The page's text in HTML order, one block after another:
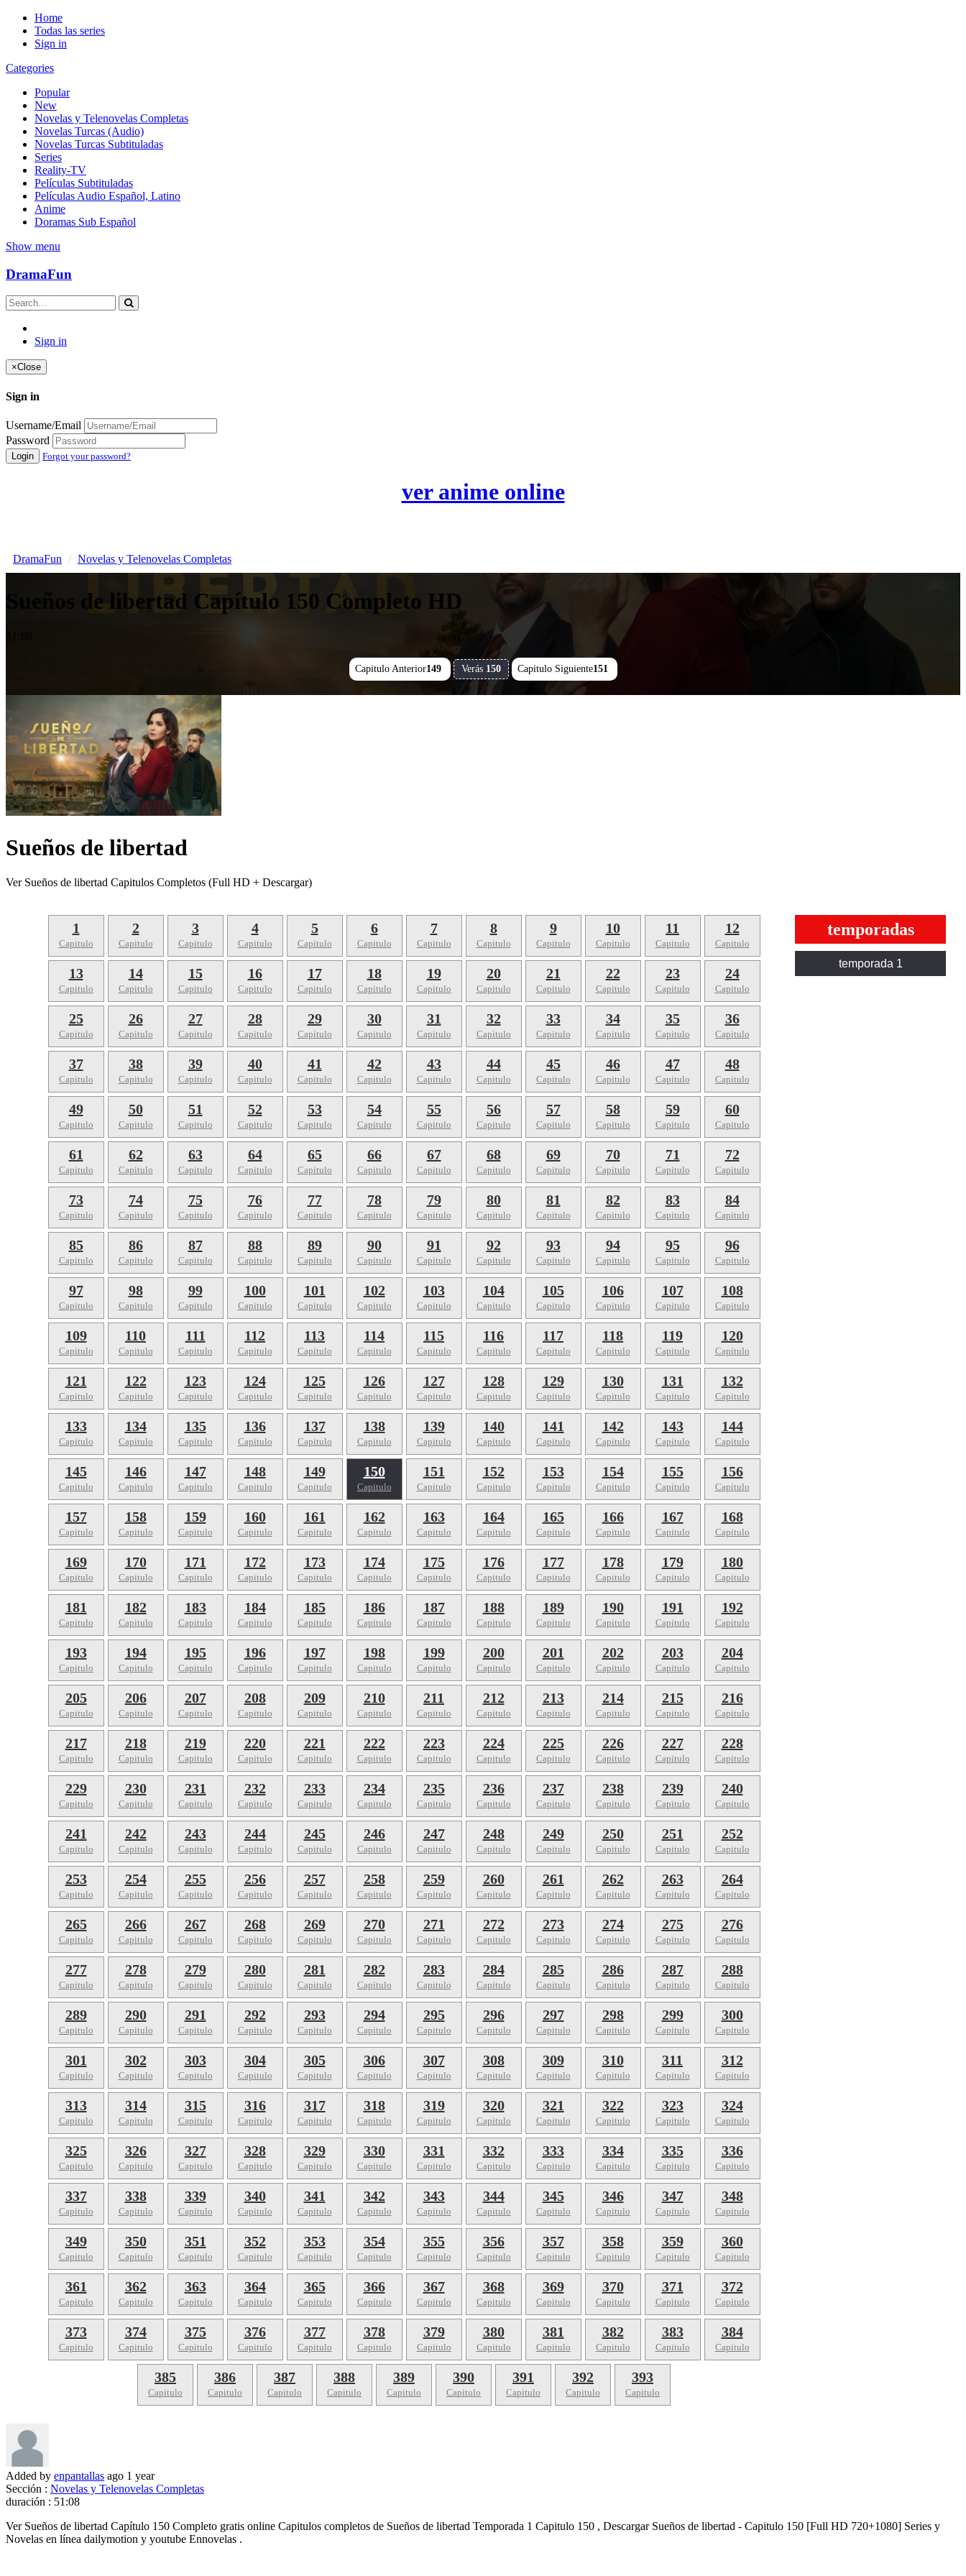
Home
Todas las series
Sign in
Categories
Popular
New
Novelas y Telenovelas Completas
Novelas Turcas (Audio)
Novelas Turcas Subtituladas
Series
Reality-TV
Películas Subtituladas
Películas Audio Español, Latino
Anime
Doramas Sub Español
Show menu
DramaFun
Sign in
×Close
Sign in
Username/Email
Password
Login Forgot your password?
ver anime online
DramaFun Novelas y Telenovelas Completas
Sueños de libertad Capítulo 150 Completo HD
Capitulo Anterior149 Verás 150 Capitulo Siguiente151
Sueños de libertad
Ver Sueños de libertad Capitulos Completos (Full HD + Descargar)
temporadas
temporada 1
1
Capitulo
2
Capitulo
3
Capitulo
4
Capitulo
5
Capitulo
6
Capitulo
7
Capitulo
8
Capitulo
9
Capitulo
10
Capitulo
11
Capitulo
12
Capitulo
13
Capitulo
14
Capitulo
15
Capitulo
16
Capitulo
17
Capitulo
18
Capitulo
19
Capitulo
20
Capitulo
21
Capitulo
22
Capitulo
23
Capitulo
24
Capitulo
25
Capitulo
26
Capitulo
27
Capitulo
28
Capitulo
29
Capitulo
30
Capitulo
31
Capitulo
32
Capitulo
33
Capitulo
34
Capitulo
35
Capitulo
36
Capitulo
37
Capitulo
38
Capitulo
39
Capitulo
40
Capitulo
41
Capitulo
42
Capitulo
43
Capitulo
44
Capitulo
45
Capitulo
46
Capitulo
47
Capitulo
48
Capitulo
49
Capitulo
50
Capitulo
51
Capitulo
52
Capitulo
53
Capitulo
54
Capitulo
55
Capitulo
56
Capitulo
57
Capitulo
58
Capitulo
59
Capitulo
60
Capitulo
61
Capitulo
62
Capitulo
63
Capitulo
64
Capitulo
65
Capitulo
66
Capitulo
67
Capitulo
68
Capitulo
69
Capitulo
70
Capitulo
71
Capitulo
72
Capitulo
73
Capitulo
74
Capitulo
75
Capitulo
76
Capitulo
77
Capitulo
78
Capitulo
79
Capitulo
80
Capitulo
81
Capitulo
82
Capitulo
83
Capitulo
84
Capitulo
85
Capitulo
86
Capitulo
87
Capitulo
88
Capitulo
89
Capitulo
90
Capitulo
91
Capitulo
92
Capitulo
93
Capitulo
94
Capitulo
95
Capitulo
96
Capitulo
97
Capitulo
98
Capitulo
99
Capitulo
100
Capitulo
101
Capitulo
102
Capitulo
103
Capitulo
104
Capitulo
105
Capitulo
106
Capitulo
107
Capitulo
108
Capitulo
109
Capitulo
110
Capitulo
111
Capitulo
112
Capitulo
113
Capitulo
114
Capitulo
115
Capitulo
116
Capitulo
117
Capitulo
118
Capitulo
119
Capitulo
120
Capitulo
121
Capitulo
122
Capitulo
123
Capitulo
124
Capitulo
125
Capitulo
126
Capitulo
127
Capitulo
128
Capitulo
129
Capitulo
130
Capitulo
131
Capitulo
132
Capitulo
133
Capitulo
134
Capitulo
135
Capitulo
136
Capitulo
137
Capitulo
138
Capitulo
139
Capitulo
140
Capitulo
141
Capitulo
142
Capitulo
143
Capitulo
144
Capitulo
145
Capitulo
146
Capitulo
147
Capitulo
148
Capitulo
149
Capitulo
150
Capitulo
151
Capitulo
152
Capitulo
153
Capitulo
154
Capitulo
155
Capitulo
156
Capitulo
157
Capitulo
158
Capitulo
159
Capitulo
160
Capitulo
161
Capitulo
162
Capitulo
163
Capitulo
164
Capitulo
165
Capitulo
166
Capitulo
167
Capitulo
168
Capitulo
169
Capitulo
170
Capitulo
171
Capitulo
172
Capitulo
173
Capitulo
174
Capitulo
175
Capitulo
176
Capitulo
177
Capitulo
178
Capitulo
179
Capitulo
180
Capitulo
181
Capitulo
182
Capitulo
183
Capitulo
184
Capitulo
185
Capitulo
186
Capitulo
187
Capitulo
188
Capitulo
189
Capitulo
190
Capitulo
191
Capitulo
192
Capitulo
193
Capitulo
194
Capitulo
195
Capitulo
196
Capitulo
197
Capitulo
198
Capitulo
199
Capitulo
200
Capitulo
201
Capitulo
202
Capitulo
203
Capitulo
204
Capitulo
205
Capitulo
206
Capitulo
207
Capitulo
208
Capitulo
209
Capitulo
210
Capitulo
211
Capitulo
212
Capitulo
213
Capitulo
214
Capitulo
215
Capitulo
216
Capitulo
217
Capitulo
218
Capitulo
219
Capitulo
220
Capitulo
221
Capitulo
222
Capitulo
223
Capitulo
224
Capitulo
225
Capitulo
226
Capitulo
227
Capitulo
228
Capitulo
229
Capitulo
230
Capitulo
231
Capitulo
232
Capitulo
233
Capitulo
234
Capitulo
235
Capitulo
236
Capitulo
237
Capitulo
238
Capitulo
239
Capitulo
240
Capitulo
241
Capitulo
242
Capitulo
243
Capitulo
244
Capitulo
245
Capitulo
246
Capitulo
247
Capitulo
248
Capitulo
249
Capitulo
250
Capitulo
251
Capitulo
252
Capitulo
253
Capitulo
254
Capitulo
255
Capitulo
256
Capitulo
257
Capitulo
258
Capitulo
259
Capitulo
260
Capitulo
261
Capitulo
262
Capitulo
263
Capitulo
264
Capitulo
265
Capitulo
266
Capitulo
267
Capitulo
268
Capitulo
269
Capitulo
270
Capitulo
271
Capitulo
272
Capitulo
273
Capitulo
274
Capitulo
275
Capitulo
276
Capitulo
277
Capitulo
278
Capitulo
279
Capitulo
280
Capitulo
281
Capitulo
282
Capitulo
283
Capitulo
284
Capitulo
285
Capitulo
286
Capitulo
287
Capitulo
288
Capitulo
289
Capitulo
290
Capitulo
291
Capitulo
292
Capitulo
293
Capitulo
294
Capitulo
295
Capitulo
296
Capitulo
297
Capitulo
298
Capitulo
299
Capitulo
300
Capitulo
301
Capitulo
302
Capitulo
303
Capitulo
304
Capitulo
305
Capitulo
306
Capitulo
307
Capitulo
308
Capitulo
309
Capitulo
310
Capitulo
311
Capitulo
312
Capitulo
313
Capitulo
314
Capitulo
315
Capitulo
316
Capitulo
317
Capitulo
318
Capitulo
319
Capitulo
320
Capitulo
321
Capitulo
322
Capitulo
323
Capitulo
324
Capitulo
325
Capitulo
326
Capitulo
327
Capitulo
328
Capitulo
329
Capitulo
330
Capitulo
331
Capitulo
332
Capitulo
333
Capitulo
334
Capitulo
335
Capitulo
336
Capitulo
337
Capitulo
338
Capitulo
339
Capitulo
340
Capitulo
341
Capitulo
342
Capitulo
343
Capitulo
344
Capitulo
345
Capitulo
346
Capitulo
347
Capitulo
348
Capitulo
349
Capitulo
350
Capitulo
351
Capitulo
352
Capitulo
353
Capitulo
354
Capitulo
355
Capitulo
356
Capitulo
357
Capitulo
358
Capitulo
359
Capitulo
360
Capitulo
361
Capitulo
362
Capitulo
363
Capitulo
364
Capitulo
365
Capitulo
366
Capitulo
367
Capitulo
368
Capitulo
369
Capitulo
370
Capitulo
371
Capitulo
372
Capitulo
373
Capitulo
374
Capitulo
375
Capitulo
376
Capitulo
377
Capitulo
378
Capitulo
379
Capitulo
380
Capitulo
381
Capitulo
382
Capitulo
383
Capitulo
384
Capitulo
385
Capitulo
386
Capitulo
387
Capitulo
388
Capitulo
389
Capitulo
390
Capitulo
391
Capitulo
392
Capitulo
393
Capitulo
Added by enpantallas ago 1 year
Sección : Novelas y Telenovelas Completas
duración : 51:08
Ver Sueños de libertad Capítulo 150 Completo gratis online Capitulos completos de Sueños de libertad Temporada 1 Capitulo 150 , Descargar Sueños de libertad - Capitulo 150 [Full HD 720+1080] Series y
Novelas en línea dailymotion y youtube Ennovelas .